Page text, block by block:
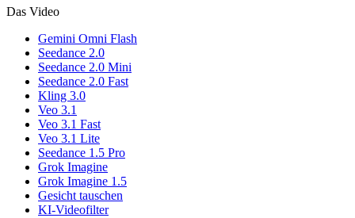
Das Video
Gemini Omni Flash
Seedance 2.0
Seedance 2.0 Mini
Seedance 2.0 Fast
Kling 3.0
Veo 3.1
Veo 3.1 Fast
Veo 3.1 Lite
Seedance 1.5 Pro
Grok Imagine
Grok Imagine 1.5
Gesicht tauschen
KI-Videofilter